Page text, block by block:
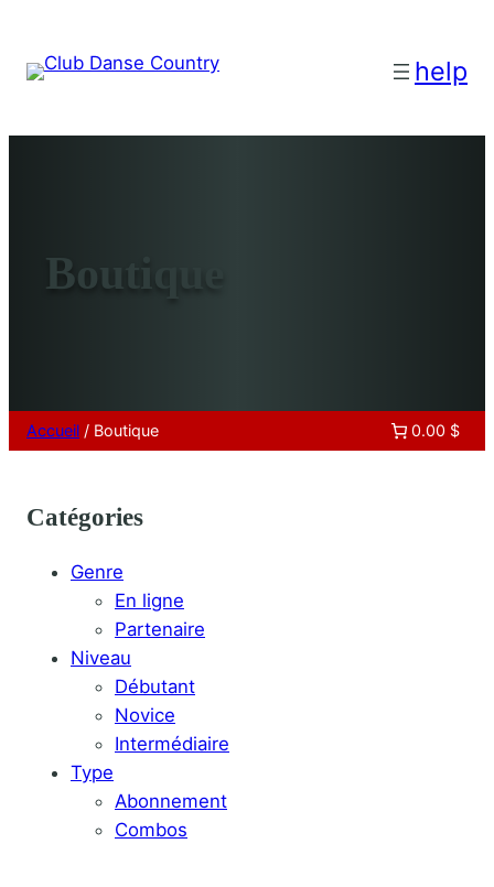
help
Boutique
Accueil / Boutique 0.00 $
Catégories
Genre
En ligne
Partenaire
Niveau
Débutant
Novice
Intermédiaire
Type
Abonnement
Combos